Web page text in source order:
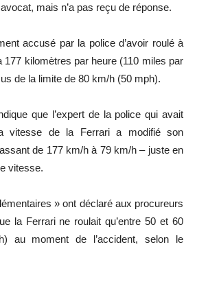
mais n’a pas reçu de réponse.
accusé par la police d’avoir roulé à
177 kilomètres par heure (110 miles par
de la limite de 80 km/h (50 mph).
que l’expert de la police qui avait
vitesse de la Ferrari a modifié son
de 177 km/h à 79 km/h – juste en
vitesse.
» ont déclaré aux procureurs
la Ferrari ne roulait qu’entre 50 et 60
au moment de l’accident, selon le